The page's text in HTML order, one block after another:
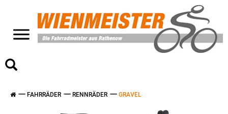
FAHRRÄDER RENNRÄDER GRAVEL